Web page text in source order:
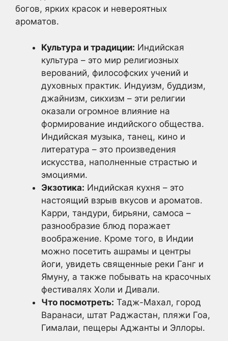
богов, ярких красок и невероятных
ароматов.
Культура и традиции: Индийская
культура – это мир религиозных
верований, философских учений и
духовных практик. Индуизм, буддизм,
джайнизм, сикхизм – эти религии
оказали огромное влияние на
формирование индийского общества.
Индийская музыка, танец, кино и
литература – это произведения
искусства, наполненные страстью и
эмоциями.
Экзотика: Индийская кухня – это
настоящий взрыв вкусов и ароматов.
Карри, тандури, бирьяни, самоса –
разнообразие блюд поражает
воображение. Кроме того, в Индии
можно посетить ашрамы и центры
йоги, увидеть священные реки Ганг и
Ямуну, а также побывать на красочных
фестивалях Холи и Дивали.
Что посмотреть: Тадж-Махал, город
Варанаси, штат Раджастан, пляжи Гоа,
Гималаи, пещеры Аджанты и Эллоры.